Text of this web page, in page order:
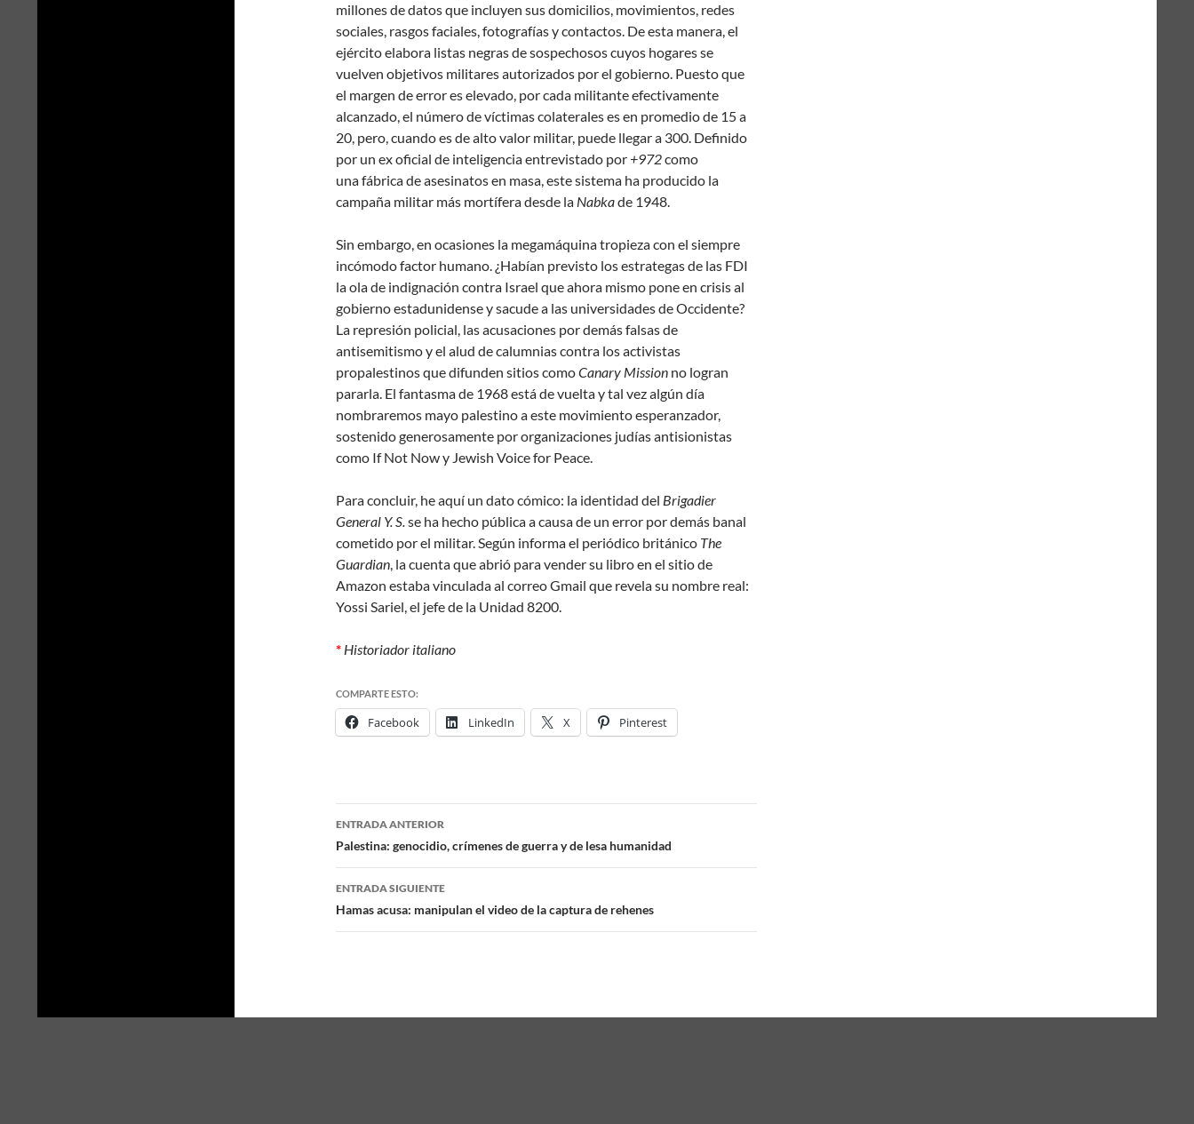
millones de datos que incluyen sus domicilios, movimientos, redes
sociales, rasgos faciales, fotografías y contactos. De esta manera, el
ejército elabora listas negras de sospechosos cuyos hogares se
vuelven objetivos militares autorizados por el gobierno. Puesto que
el margen de error es elevado, por cada militante efectivamente
alcanzado, el número devíctimas colateraleses en promedio de 15 a
20, pero, cuando es de alto valor militar, puede llegar a 300. Definido
por un ex oficial de inteligencia entrevistado por +972como
unafábrica de asesinatos en masa, este sistema ha producido la
campaña militar más mortífera desde la Nabkade 1948.
Sin embargo, en ocasiones la megamáquina tropieza con el siempre
incómodo factor humano. ¿Habían previsto los estrategas de las FDI
la ola de indignación contra Israel que ahora mismo pone en crisis al
gobierno estadunidense y sacude a las universidades de Occidente?
La represión policial, las acusaciones por demás falsas de
antisemitismo y el alud de calumnias contra los activistas
propalestinos que difunden sitios comoCanary Mission no logran
pararla. El fantasma de 1968 está de vuelta y tal vez algún día
nombraremos mayo palestinoa este movimiento esperanzador,
sostenido generosamente por organizaciones judías antisionistas
como If Not Now y Jewish Voice for Peace.
Para concluir, he aquí un dato cómico: la identidad del Brigadier
General Y. S.se ha hecho pública a causa de un error por demás banal
cometido por el militar. Según informa el periódico británico The
Guardian, la cuenta que abrió para vender su libro en el sitio de
Amazon estaba vinculada al correo Gmail que revela su nombre real:
Yossi Sariel, el jefe de la Unidad 8200.
* Historiador italiano
COMPARTE ESTO:
Facebook LinkedIn X Pinterest
Navegación
de
entradas
ENTRADA ANTERIOR
Palestina: genocidio, crímenes de guerra y de lesa humanidad
ENTRADA SIGUIENTE
Hamas acusa: manipulan el video de la captura de rehenes